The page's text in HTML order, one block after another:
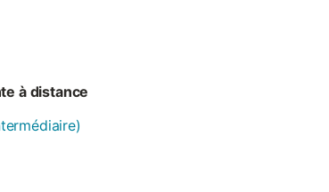
à distance